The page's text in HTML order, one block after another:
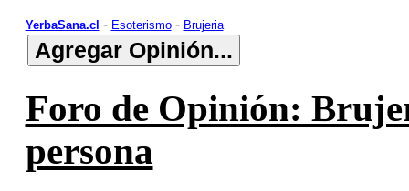
YerbaSana.cl - Esoterismo- Brujeria
Foro de Opinión:
persona